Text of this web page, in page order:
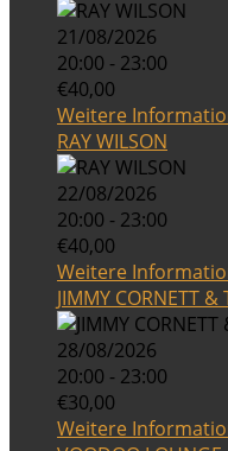
21/08/2026
20:00 - 23:00
€40,00
Weitere
RAY WILSON
22/08/2026
20:00 - 23:00
€40,00
Weitere
JIMMY CORNETT
28/08/2026
20:00 - 23:00
€30,00
Weitere